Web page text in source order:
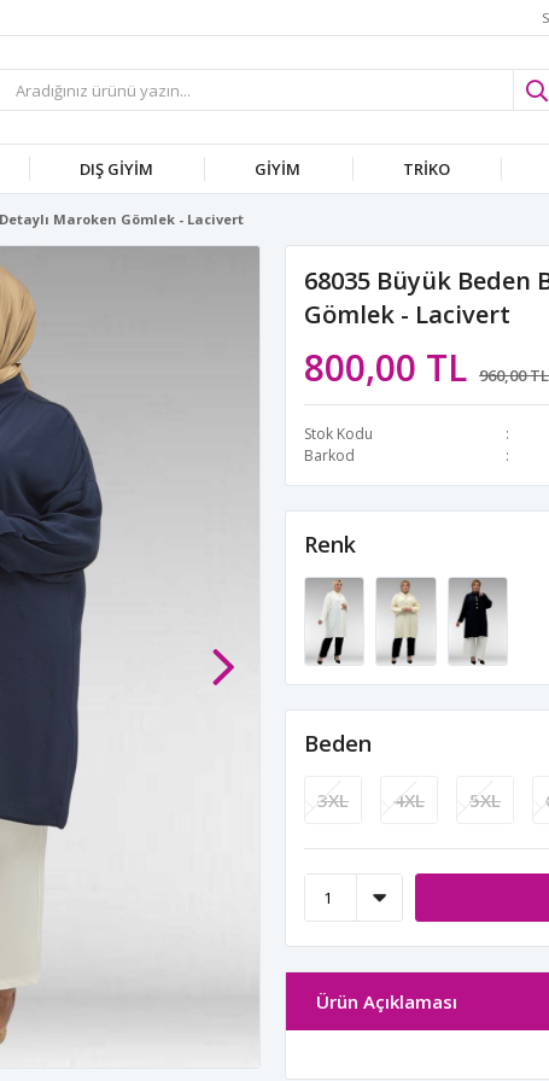
DIŞ GİYİM GİYİM TRİKO
Maroken Gömlek - Lacivert
68035 Büyük Beden
Gömlek - Lacivert
800,00 TL 960,00 TL
Stok Kodu
Barkod
Renk
Beden
3XL 4XL 5XL
Ürün Açıklaması